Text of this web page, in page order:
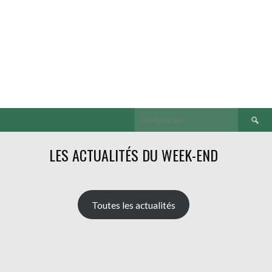
LES ACTUALITÉS DU WEEK-END
Toutes les actualités